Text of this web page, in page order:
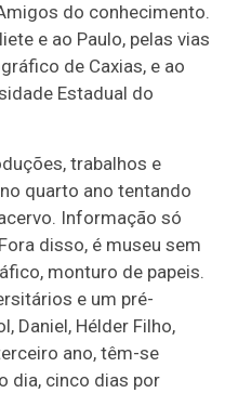
do conhecimento.
e ao Paulo, pelas vias
de Caxias, e ao
Estadual do
trabalhos e
quarto ano tentando
Informação só
disso, é museu sem
monturo de papeis.
e um pré-
Daniel, Hélder Filho,
ano, têm-se
dia, cinco dias por